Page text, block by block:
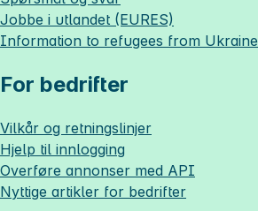
Jobbe i utlandet (EURES)
Information to refugees from Ukraine
For bedrifter
Vilkår og retningslinjer
Hjelp til innlogging
Overføre annonser med API
Nyttige artikler for bedrifter